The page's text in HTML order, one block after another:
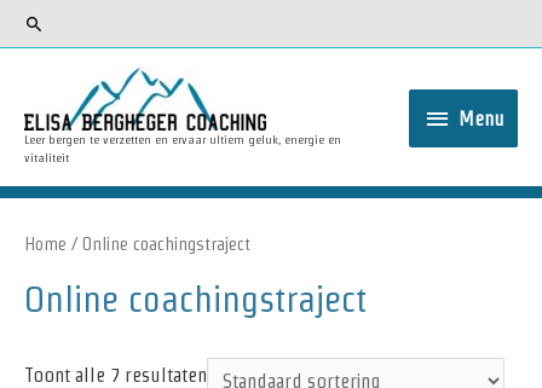
Zoeken
Leer bergen te verzetten en ervaar ultiem geluk, energie en
vitaliteit
MenuMenu
Home / Online coachingstraject
Online coachingstraject
Toont alle 7 resultaten